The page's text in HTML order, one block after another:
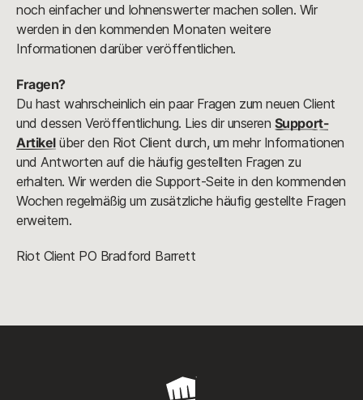
noch einfacher und lohnenswerter machen sollen. Wir
werden in den kommenden Monaten weitere
Informationen darüber veröffentlichen.
Fragen?
Du hast wahrscheinlich ein paar Fragen zum neuen Client
und dessen Veröffentlichung. Lies dir unseren Support-
Artikelüber den Riot Client durch, um mehr Informationen
und Antworten auf die häufig gestellten Fragen zu
erhalten. Wir werden die Support-Seite in den kommenden
Wochen regelmäßig um zusätzliche häufig gestellte Fragen
erweitern.
Riot Client PO Bradford Barrett
Riot